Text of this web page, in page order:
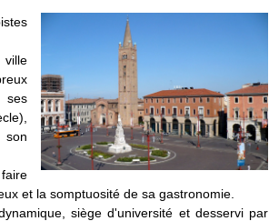
ville
ses
et la somptuosité de sa gastronomie.
siège d'université et desservi par